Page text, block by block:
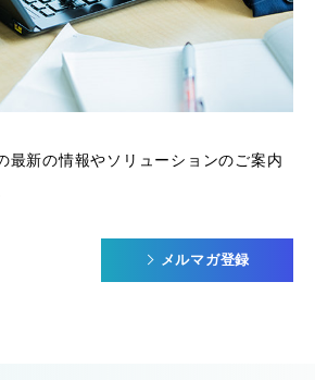
最新の情報やソリューションのご案内
メルマガ登録